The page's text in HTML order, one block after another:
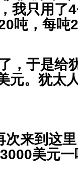
我只用了
吨，每吨
，于是给
元。犹太
次来到这
美元